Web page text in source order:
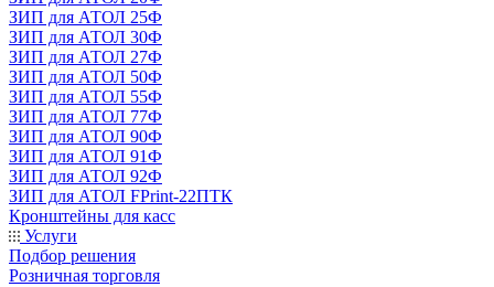
ЗИП для АТОЛ 25Ф
ЗИП для АТОЛ 30Ф
ЗИП для АТОЛ 27Ф
ЗИП для АТОЛ 50Ф
ЗИП для АТОЛ 55Ф
ЗИП для АТОЛ 77Ф
ЗИП для АТОЛ 90Ф
ЗИП для АТОЛ 91Ф
ЗИП для АТОЛ 92Ф
ЗИП для АТОЛ FPrint-22ПТК
Кронштейны для касс
Услуги
Подбор решения
Розничная торговля